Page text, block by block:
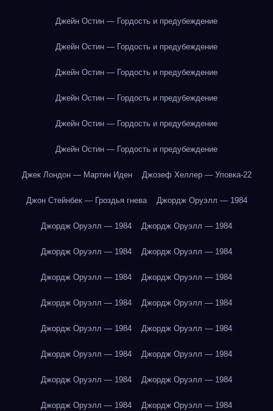
Джейн Остин — Гордость и предубеждение
Джейн Остин — Гордость и предубеждение
Джейн Остин — Гордость и предубеждение
Джейн Остин — Гордость и предубеждение
Джейн Остин — Гордость и предубеждение
Джейн Остин — Гордость и предубеждение
Джек Лондон — Мартин Иден Джозеф Хеллер — Уловка-22
Джон Стейнбек — Гроздья гнева Джордж Оруэлл — 1984
Джордж Оруэлл — 1984 Джордж Оруэлл — 1984
Джордж Оруэлл — 1984 Джордж Оруэлл — 1984
Джордж Оруэлл — 1984 Джордж Оруэлл — 1984
Джордж Оруэлл — 1984 Джордж Оруэлл — 1984
Джордж Оруэлл — 1984 Джордж Оруэлл — 1984
Джордж Оруэлл — 1984 Джордж Оруэлл — 1984
Джордж Оруэлл — 1984 Джордж Оруэлл — 1984
Джордж Оруэлл — 1984 Джордж Оруэлл — 1984